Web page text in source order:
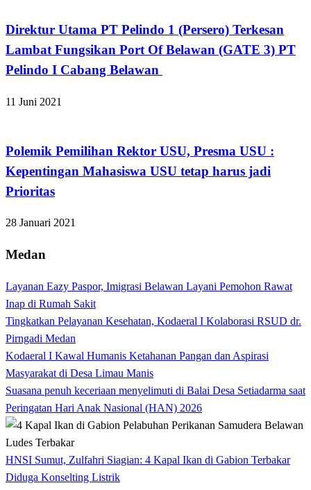
Direktur Utama PT Pelindo 1 (Persero) Terkesan
Lambat Fungsikan Port Of Belawan (GATE 3) PT
Pelindo I Cabang Belawan
11 Juni 2021
Polemik Pemilihan Rektor USU, Presma USU :
Kepentingan Mahasiswa USU tetap harus jadi
Prioritas
28 Januari 2021
Medan
Layanan Eazy Paspor, Imigrasi Belawan Layani Pemohon Rawat
Inap di Rumah Sakit
Tingkatkan Pelayanan Kesehatan, Kodaeral I Kolaborasi RSUD dr.
Pirngadi Medan‎
Kodaeral I Kawal Humanis Ketahanan Pangan dan Aspirasi
Masyarakat di Desa Limau Manis
Suasana penuh keceriaan menyelimuti di Balai Desa Setiadarma saat
Peringatan Hari Anak Nasional (HAN) 2026
HNSI Sumut, Zulfahri Siagian: 4 Kapal Ikan di Gabion Terbakar
Diduga Konselting Listrik